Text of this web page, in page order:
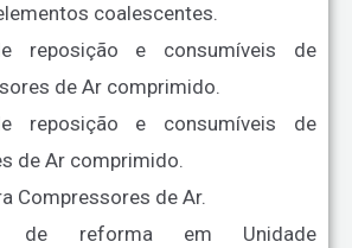
coalescentes.
reposição e consumíveis de
de Ar comprimido.
reposição e consumíveis de
de Ar comprimido.
Compressores de Ar.
de reforma em Unidade